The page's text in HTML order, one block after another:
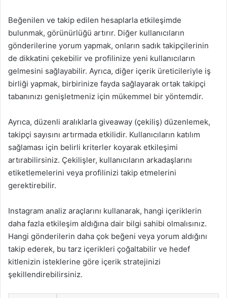
Beğenilen ve takip edilen hesaplarla etkileşimde
bulunmak, görünürlüğü artırır. Diğer kullanıcıların
gönderilerine yorum yapmak, onların sadık takipçilerinin
de dikkatini çekebilir ve profilinize yeni kullanıcıların
gelmesini sağlayabilir. Ayrıca, diğer içerik üreticileriyle iş
birliği yapmak, birbirinize fayda sağlayarak ortak takipçi
tabanınızı genişletmeniz için mükemmel bir yöntemdir.
Ayrıca, düzenli aralıklarla giveaway (çekiliş) düzenlemek,
takipçi sayısını artırmada etkilidir. Kullanıcıların katılım
sağlaması için belirli kriterler koyarak etkileşimi
artırabilirsiniz. Çekilişler, kullanıcıların arkadaşlarını
etiketlemelerini veya profilinizi takip etmelerini
gerektirebilir.
Instagram analiz araçlarını kullanarak, hangi içeriklerin
daha fazla etkileşim aldığına dair bilgi sahibi olmalısınız.
Hangi gönderilerin daha çok beğeni veya yorum aldığını
takip ederek, bu tarz içerikleri çoğaltabilir ve hedef
kitlenizin isteklerine göre içerik stratejinizi
şekillendirebilirsiniz.